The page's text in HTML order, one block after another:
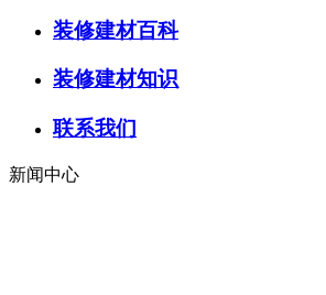
装修建材百科
装修建材知识
联系我们
新闻中心